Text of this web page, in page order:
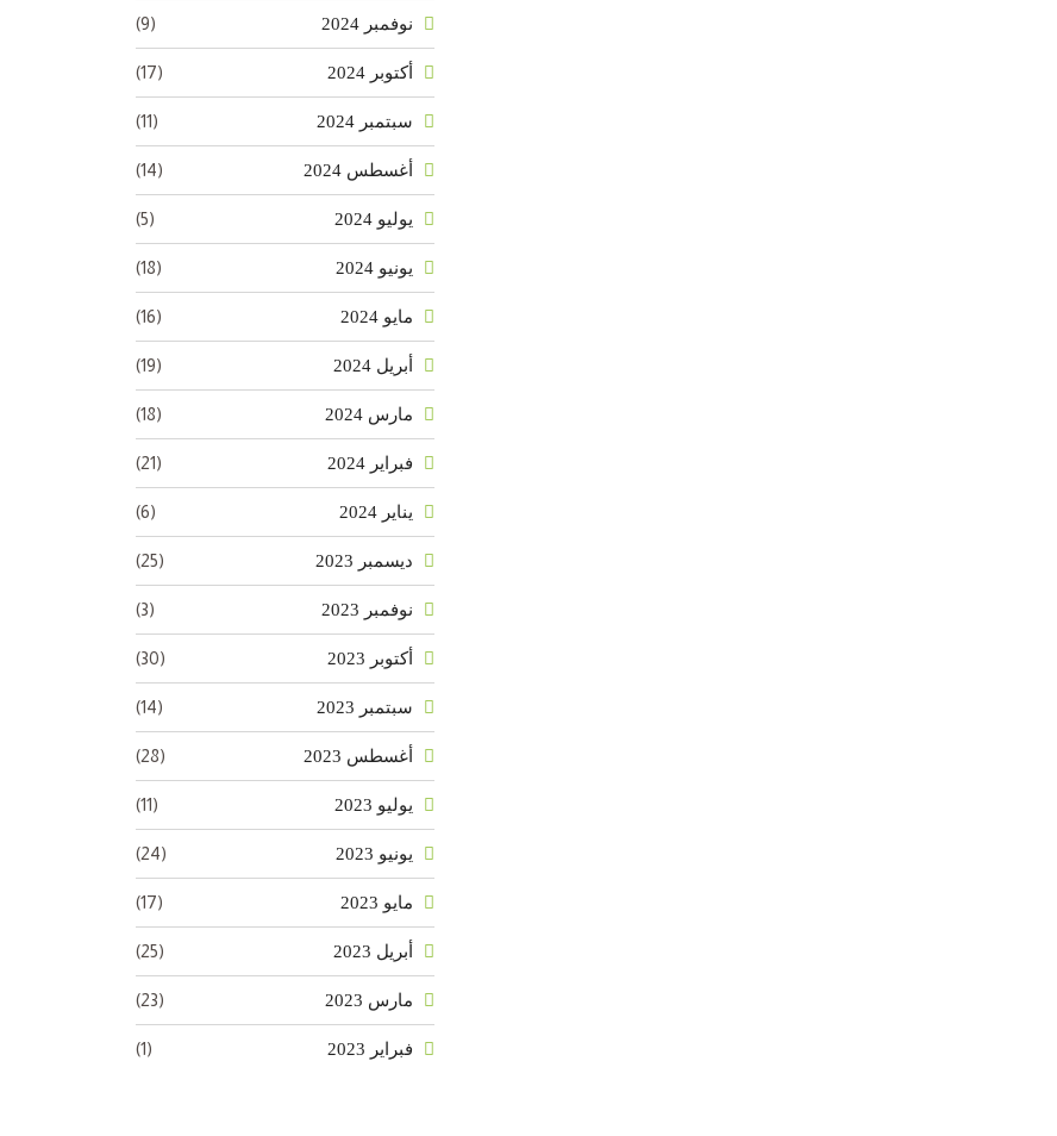
نوفمبر 2024 (9)
أكتوبر 2024 (17)
سبتمبر 2024 (11)
أغسطس 2024 (14)
يوليو 2024 (5)
يونيو 2024 (18)
مايو 2024 (16)
أبريل 2024 (19)
مارس 2024 (18)
فبراير 2024 (21)
يناير 2024 (6)
ديسمبر 2023 (25)
نوفمبر 2023 (3)
أكتوبر 2023 (30)
سبتمبر 2023 (14)
أغسطس 2023 (28)
يوليو 2023 (11)
يونيو 2023 (24)
مايو 2023 (17)
أبريل 2023 (25)
مارس 2023 (23)
فبراير 2023 (1)